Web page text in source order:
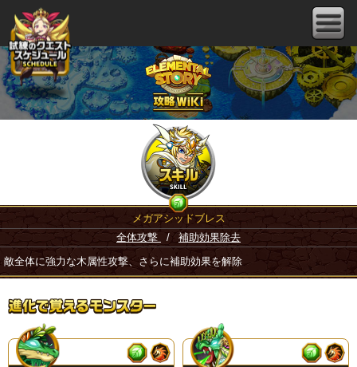
メガアシッドブレス
全体攻撃
/ 補助効果除去
敵全体に強力な木属性攻撃、さらに補助効果を解除